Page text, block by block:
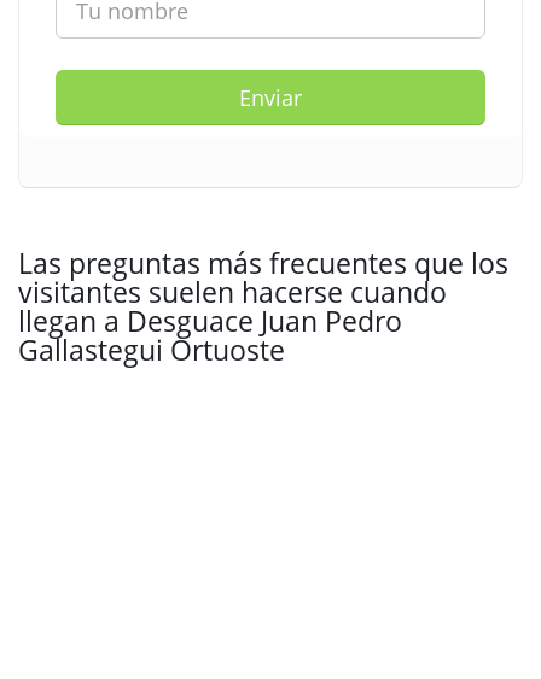
Enviar
Las preguntas más frecuentes que los
visitantes suelen hacerse cuando
llegan a Desguace Juan Pedro
Gallastegui Ortuoste